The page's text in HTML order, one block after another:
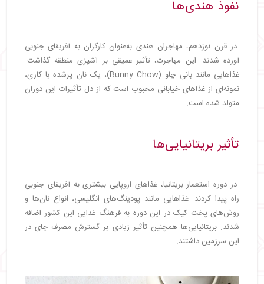
نفوذ هندی‌ها
در قرن نوزدهم، مهاجران هندی به‌عنوان کارگران به آفریقای جنوبی
آورده شدند. این مهاجرت، تأثیر عمیقی بر آشپزی منطقه گذاشت.
غذاهایی مانند بانی چاو (Bunny Chow)، یک نان پرشده با کاری،
نمونه‌ای از غذاهای خیابانی محبوب است که از دل تأثیرات این دوران
متولد شده است.
تأثیر بریتانیایی‌ها
در دوره استعمار بریتانیا، غذاهای اروپایی بیشتری به آفریقای جنوبی
راه پیدا کردند. غذاهایی مانند پودینگ‌های انگلیسی، انواع نان‌ها و
روش‌های پخت کیک در این دوره به فرهنگ غذایی این کشور اضافه
شدند. بریتانیایی‌ها همچنین تأثیر زیادی بر گسترش مصرف چای در
این سرزمین داشتند.